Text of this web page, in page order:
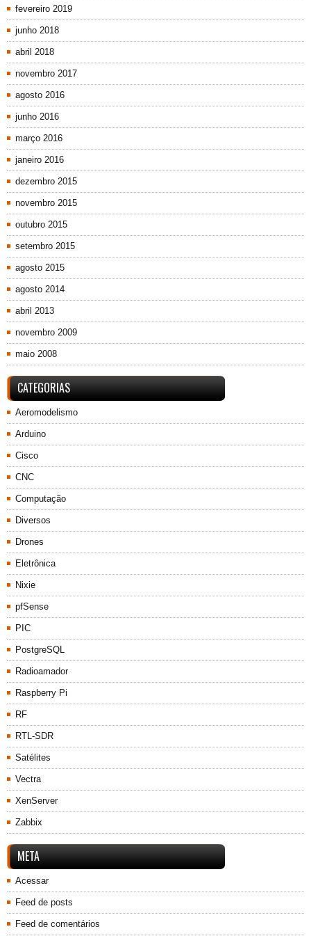
fevereiro 2019
junho 2018
abril 2018
novembro 2017
agosto 2016
junho 2016
março 2016
janeiro 2016
dezembro 2015
novembro 2015
outubro 2015
setembro 2015
agosto 2015
agosto 2014
abril 2013
novembro 2009
maio 2008
CATEGORIAS
Aeromodelismo
Arduino
Cisco
CNC
Computação
Diversos
Drones
Eletrônica
Nixie
pfSense
PIC
PostgreSQL
Radioamador
Raspberry Pi
RF
RTL-SDR
Satélites
Vectra
XenServer
Zabbix
META
Acessar
Feed de posts
Feed de comentários